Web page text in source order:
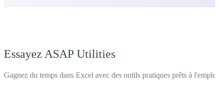
Essayez ASAP Utilities
Gagnez du temps dans Excel avec des outils pratiques prêts à